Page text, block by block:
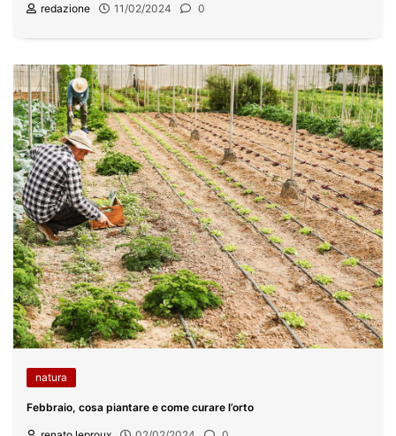
redazione 11/02/2024 0
natura
Febbraio, cosa piantare e come curare l’orto